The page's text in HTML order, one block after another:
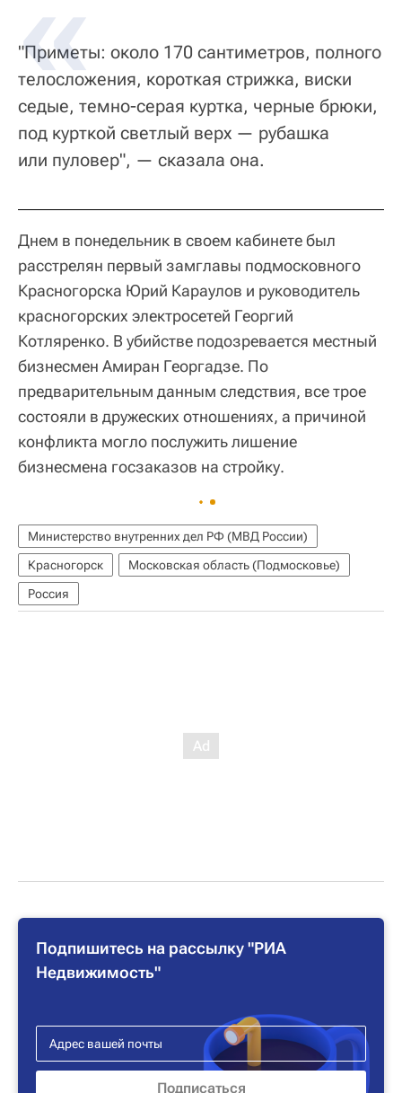
"Приметы: около 170 сантиметров, полного
телосложения, короткая стрижка, виски
седые, темно-серая куртка, черные брюки,
под курткой светлый верх — рубашка
или пуловер", — сказала она.
Днем в понедельник в своем кабинете был
расстрелян первый замглавы подмосковного
Красногорска Юрий Караулов и руководитель
красногорских электросетей Георгий
Котляренко. В убийстве подозревается местный
бизнесмен Амиран Георгадзе. По
предварительным данным следствия, все трое
состояли в дружеских отношениях, а причиной
конфликта могло послужить лишение
бизнесмена госзаказов на стройку.
Министерство внутренних дел РФ (МВД России)
Красногорск
Московская область (Подмосковье)
Россия
Подпишитесь на рассылку "РИА
Недвижимость"